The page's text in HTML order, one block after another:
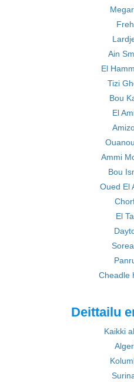
Ain
El
Tizi
Bou
El
Ammi
Bou
Oued El
El
Cheadle
Deittailu
Kaikki